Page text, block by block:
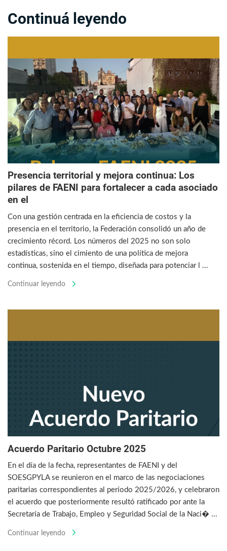
Continuá leyendo
Presencia territorial y mejora continua: Los
pilares de FAENI para fortalecer a cada asociado
en el
Con una gestión centrada en la eficiencia de costos y la
presencia en el territorio, la Federación consolidó un año de
crecimiento récord. Los números del 2025 no son solo
estadísticas, sino el cimiento de una política de mejora
continua, sostenida en el tiempo, diseñada para potenciar l ...
Continuar leyendo
Acuerdo Paritario Octubre 2025
En el día de la fecha, representantes de FAENI y del
SOESGPYLA se reunieron en el marco de las negociaciones
paritarias correspondientes al período 2025/2026, y celebraron
el acuerdo que posteriormente resultó ratificado por ante la
Secretaría de Trabajo, Empleo y Seguridad Social de la Naci� ...
Continuar leyendo